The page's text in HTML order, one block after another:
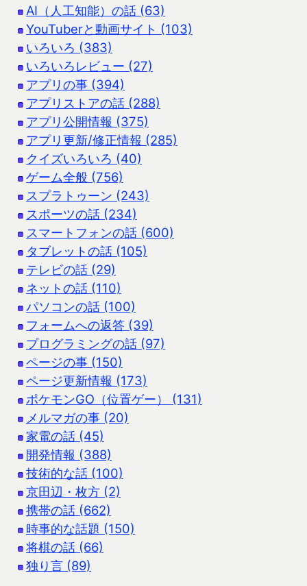
AI（人工知能）の話 (63)
YouTuberと動画サイト (103)
いろいろ (383)
いろいろレビュー (27)
アプリの事 (394)
アプリストアの話 (288)
アプリ公開情報 (375)
アプリ更新/修正情報 (285)
クイズいろいろ (40)
ゲーム全般 (756)
スプラトゥーン (243)
スポーツの話 (234)
スマートフォンの話 (600)
タブレットの話 (105)
テレビの話 (29)
ネットの話 (110)
パソコンの話 (100)
フォームへの返答 (39)
プログラミングの話 (97)
ページの事 (150)
ページ更新情報 (173)
ポケモンGO（位置ゲー） (131)
メルマガの事 (20)
家電の話 (45)
開発情報 (388)
技術的な話 (100)
京田辺・枚方 (2)
携帯の話 (662)
時事的な話題 (150)
将棋の話 (66)
独り言 (89)